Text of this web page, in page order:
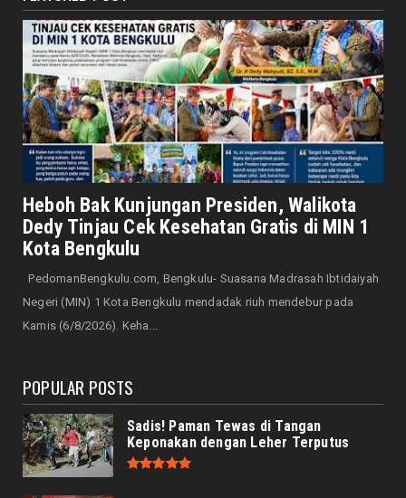
Gerakan Pembagian 5.000 Bendera Merah
Putih Dimulai Jumat In...
August 05, 2026
DAERAH
Satpol PP Kota Bengkulu Amankan Siswa
SMAN 2 Bolos Sekolah
August 05, 2026
DAERAH
Sambut HUT ke-81 RI, Walikota Ajak Warga
Perkuat Gotong Royo...
Momen HUT RI dan Maulid Nabi, BMA Kota
Bengkulu Sambut Baik ...
Heboh Bak Kunjungan Presiden, Walikota
Dedy Tinjau Cek Kesehatan Gratis di MIN 1
Kota Bengkulu
PedomanBengkulu.com, Bengkulu- Suasana Madrasah Ibtidaiyah
Negeri (MIN) 1 Kota Bengkulu mendadak riuh mendebur pada
Kamis (6/8/2026). Keha...
POPULAR POSTS
Sadis! Paman Tewas di Tangan
Keponakan dengan Leher Terputus